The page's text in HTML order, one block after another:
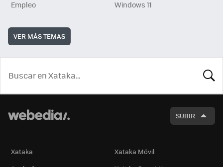
Empleo
Windows 11
VER MÁS TEMAS
SUBIR
Xataka
Xataka Móvil